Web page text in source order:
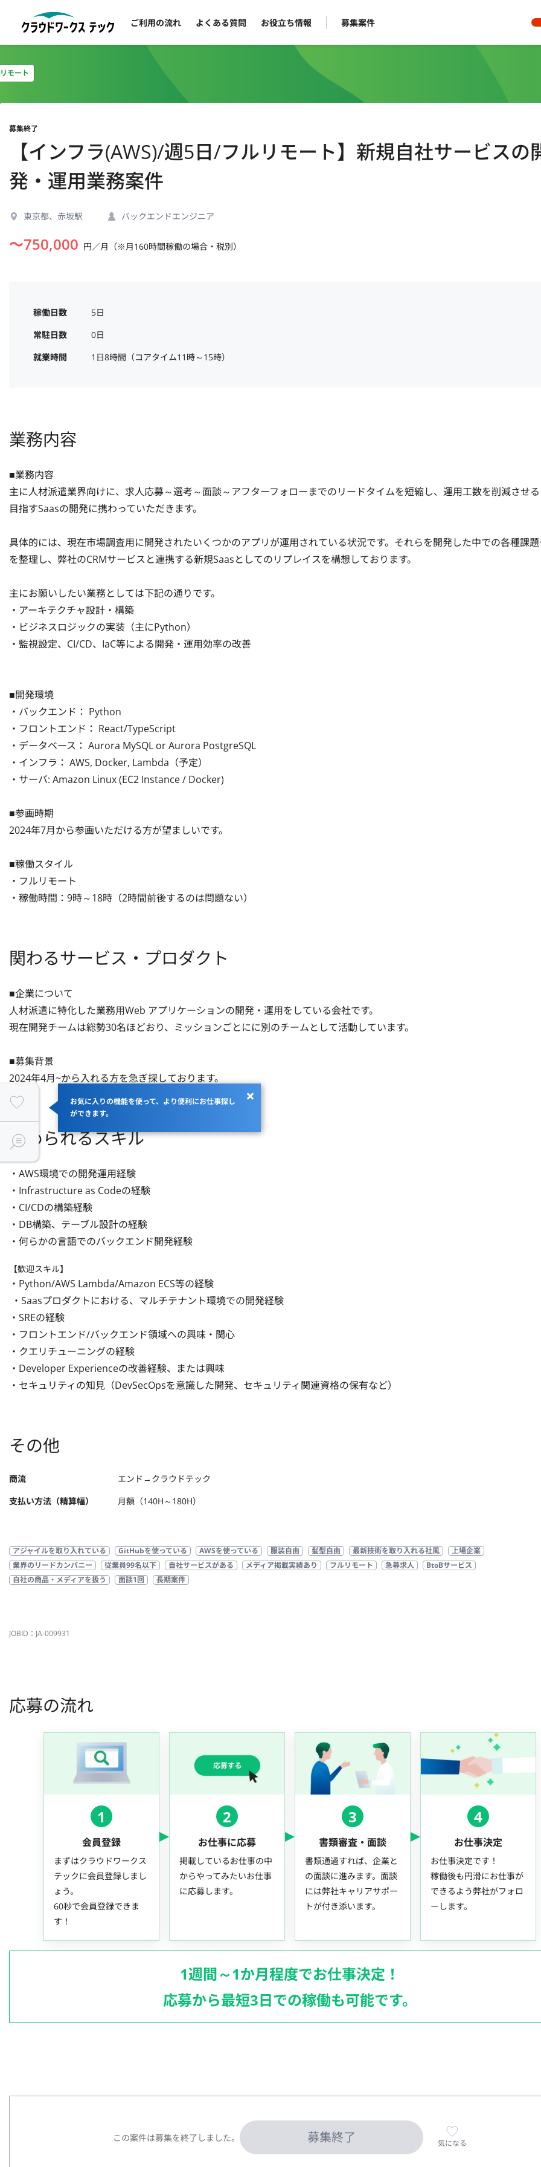
ご利用の流れ よくある質問 お役立ち情報 募集案件
お気に入りの機能を使って、より便利にお仕事探し
ができます。
モート
募集終了
【インフラ(AWS)/週5日/フルリモート】新規自社サービスの
発・運用業務案件
東京都、赤坂駅 バックエンドエンジニア
〜750,000 円／月（※月160時間稼働の場合・税別）
稼働日数
5日
常駐日数
0日
就業時間
1日8時間（コアタイム11時～15時）
業務内容
■業務内容
主に人材派遣業界向けに、求人応募～選考～面談～アフターフォローまでのリードタイムを短縮し、運用工数を削減させ
目指すSaasの開発に携わっていただきます。
具体的には、現在市場調査用に開発されたいくつかのアプリが運用されている状況です。それらを開発した中での各種課
を整理し、弊社のCRMサービスと連携する新規Saasとしてのリプレイスを構想しております。
主にお願いしたい業務としては下記の通りです。
・アーキテクチャ設計・構築
・ビジネスロジックの実装（主にPython）
・監視設定、CI/CD、IaC等による開発・運用効率の改善
■開発環境
・バックエンド： Python
・フロントエンド： React/TypeScript
・データベース： Aurora MySQL or Aurora PostgreSQL
・インフラ： AWS, Docker, Lambda（予定）
・サーバ: Amazon Linux (EC2 Instance / Docker)
■参画時期
2024年7月から参画いただける方が望ましいです。
■稼働スタイル
・フルリモート
・稼働時間：9時～18時（2時間前後するのは問題ない）
関わるサービス・プロダクト
■企業について
⼈材派遣に特化した業務⽤Web アプリケーションの開発・運⽤をしている会社です。
現在開発チームは総勢30名ほどおり、ミッションごとにに別のチームとして活動しています。
■募集背景
2024年4月~から入れる方を急ぎ探しております。
求められるスキル
・AWS環境での開発運用経験
・Infrastructure as Codeの経験
・CI/CDの構築経験
・DB構築、テーブル設計の経験
・何らかの言語でのバックエンド開発経験
【歓迎スキル】
・Python/AWS Lambda/Amazon ECS等の経験
・SREの経験
・フロントエンド/バックエンド領域への興味・関心
・クエリチューニングの経験
・Developer Experienceの改善経験、または興味
・セキュリティの知見（DevSecOpsを意識した開発、セキュリティ関連資格の保有など）
その他
商流
エンド→クラウドテック
支払い方法（精算幅）
月額（140H～180H）
アジャイルを取り入れている GitHubを使っている AWSを使っている 服装自由 髪型自由 最新技術を取り入れる社風
上場企業
業界のリードカンパニー
従業員99名以下 自社サービスがある メディア掲載実績あり フルリモート 急募求人
BtoBサービス
自社の商品・メディアを扱う
面談1回 長期案件
JOBID：JA-009931
応募の流れ
1
会員登録
まずはクラウドワークス
テックに会員登録しまし
ょう。
60秒で会員登録できま
す！
2
お仕事に応募
掲載しているお仕事の中
からやってみたいお仕事
に応募します。
3
書類審査・面談
書類通過すれば、企業と
の面談に進みます。面談
には弊社キャリアサポー
トが付き添います。
4
お仕事決定
お仕事決定です！
稼働後も円滑にお仕事が
できるよう弊社がフォロ
ーします。
1週間～1か月程度でお仕事決定！
応募から最短3日での稼働も可能です。
この案件は募集を終了しました。 募集終了 気になる